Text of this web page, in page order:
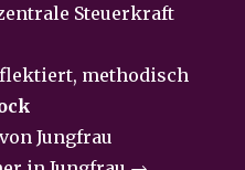
Steuerkraft
methodisch
Jungfrau